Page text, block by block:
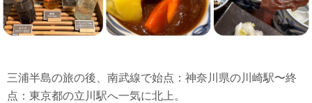
三浦半島の旅の後、南武線で始点：神奈川県の川崎駅〜終
点：東京都の立川駅へ一気に北上。